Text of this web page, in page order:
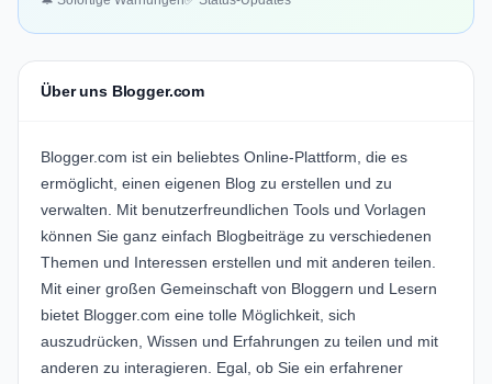
Über uns Blogger.com
Blogger.com ist ein beliebtes Online-Plattform, die es
ermöglicht, einen eigenen Blog zu erstellen und zu
verwalten. Mit benutzerfreundlichen Tools und Vorlagen
können Sie ganz einfach Blogbeiträge zu verschiedenen
Themen und Interessen erstellen und mit anderen teilen.
Mit einer großen Gemeinschaft von Bloggern und Lesern
bietet Blogger.com eine tolle Möglichkeit, sich
auszudrücken, Wissen und Erfahrungen zu teilen und mit
anderen zu interagieren. Egal, ob Sie ein erfahrener